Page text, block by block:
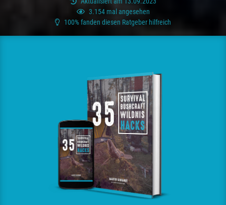
3.154 mal angesehen
100% fanden diesen Ratgeber hilfreich